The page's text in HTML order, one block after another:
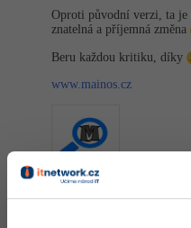
Oproti původní verzi, ta je
znatelná a příjemná změna
Beru každou kritiku, díky
www.mainos.cz